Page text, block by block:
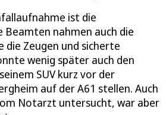
ist die
Beamten nahmen auch die
die Zeugen und sicherte
wenig später auch den
SUV kurz vor der
auf der A61 stellen. Auch
Notarzt untersucht, war aber